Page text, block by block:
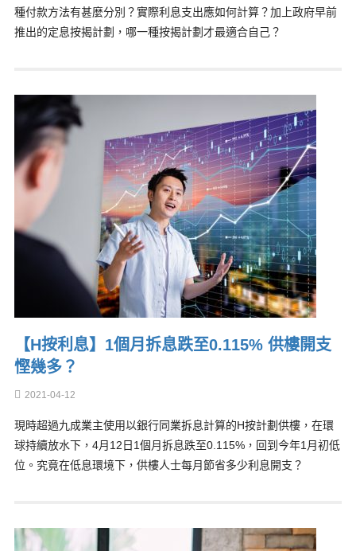
種付款方法有甚麼分別？實際利息支出應如何計算？加上政府早前
推出的定息按揭計劃，哪一種按揭計劃才最適合自己？
【H按利息】1個月拆息跌至0.115% 供樓開支
慳幾多？
2021-04-12
現時超過九成業主使用以銀行同業拆息計算的H按計劃供樓，在環
球持續放水下，4月12日1個月拆息跌至0.115%，回到今年1月初低
位。究竟在低息環境下，供樓人士每月節省多少利息開支？